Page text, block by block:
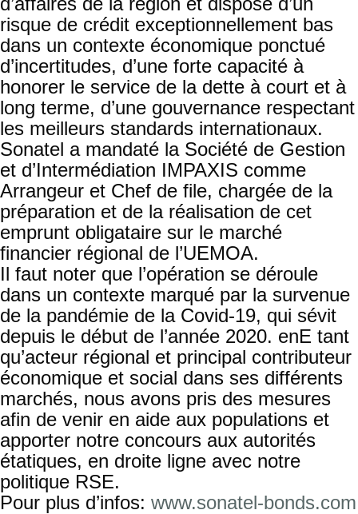
risque de crédit exceptionnellement bas
dans un contexte économique ponctué
d’incertitudes, d’une forte capacité à
honorer le service de la dette à court et à
long terme, d’une gouvernance respectant
les meilleurs standards internationaux.
Sonatel a mandaté la Société de Gestion
et d’Intermédiation IMPAXIS comme
Arrangeur et Chef de file, chargée de la
préparation et de la réalisation de cet
emprunt obligataire sur le marché
financier régional de l’UEMOA.
Il faut noter que l’opération se déroule
dans un contexte marqué par la survenue
de la pandémie de la Covid-19, qui sévit
depuis le début de l’année 2020. enE tant
qu’acteur régional et principal contributeur
économique et social dans ses différents
marchés, nous avons pris des mesures
afin de venir en aide aux populations et
apporter notre concours aux autorités
étatiques, en droite ligne avec notre
politique RSE.
Pour plus d’infos: www.sonatel-bonds.com